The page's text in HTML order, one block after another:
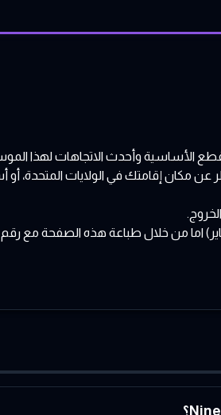
وأحدث الاتجاهات لهذا الموسم.
إقامتك في الولايات المتحدة، أو
اما من خلال طباعة هذه الصفحة مع